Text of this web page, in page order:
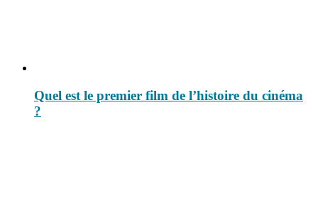
Quel est le premier film de l’histoire du cinéma
?